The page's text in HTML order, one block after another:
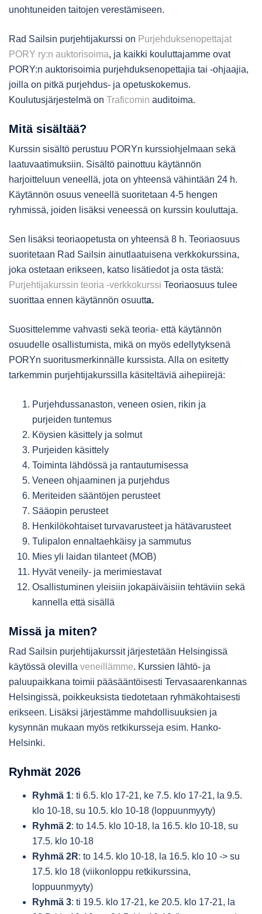
unohtuneiden taitojen verestämiseen.
Rad Sailsin purjehtijakurssi on Purjehduksenopettajat
PORY ry:n auktorisoima, ja kaikki kouluttajamme ovat
PORY:n auktorisoimia purjehduksenopettajia tai -ohjaajia,
joilla on pitkä purjehdus- ja opetuskokemus.
Koulutusjärjestelmä on Traficomin auditoima.
Mitä sisältää?
Kurssin sisältö perustuu PORYn kurssiohjelmaan sekä
laatuvaatimuksiin. Sisältö painottuu käytännön
harjoitteluun veneellä, jota on yhteensä vähintään 24 h.
Käytännön osuus veneellä suoritetaan 4-5 hengen
ryhmissä, joiden lisäksi veneessä on kurssin kouluttaja.
Sen lisäksi teoriaopetusta on yhteensä 8 h. Teoriaosuus
suoritetaan Rad Sailsin ainutlaatuisena verkkokurssina,
joka ostetaan erikseen, katso lisätiedot ja osta tästä:
Purjehtijakurssin teoria -verkkokurssi Teoriaosuus tulee
suorittaa ennen käytännön osuutta.
Suosittelemme vahvasti sekä teoria- että käytännön
osuudelle osallistumista, mikä on myös edellytyksenä
PORYn suoritusmerkinnälle kurssista. Alla on esitetty
tarkemmin purjehtijakurssilla käsiteltäviä aihepiirejä:
Purjehdussanaston, veneen osien, rikin ja
purjeiden tuntemus
Köysien käsittely ja solmut
Purjeiden käsittely
Toiminta lähdössä ja rantautumisessa
Veneen ohjaaminen ja purjehdus
Meriteiden sääntöjen perusteet
Sääopin perusteet
Henkilökohtaiset turvavarusteet ja hätävarusteet
Tulipalon ennaltaehkäisy ja sammutus
Mies yli laidan tilanteet (MOB)
Hyvät veneily- ja merimiestavat
Osallistuminen yleisiin jokapäiväisiin tehtäviin sekä
kannella että sisällä
Missä ja miten?
Rad Sailsin purjehtijakurssit järjestetään Helsingissä
käytössä olevilla veneillämme. Kurssien lähtö- ja
paluupaikkana toimii pääsääntöisesti Tervasaarenkannas
Helsingissä, poikkeuksista tiedotetaan ryhmäkohtaisesti
erikseen. Lisäksi järjestämme mahdollisuuksien ja
kysynnän mukaan myös retkikursseja esim. Hanko-
Helsinki.
Ryhmät 2026
Ryhmä 1: ti 6.5. klo 17-21, ke 7.5. klo 17-21, la 9.5.
klo 10-18, su 10.5. klo 10-18 (loppuunmyyty)
Ryhmä 2: to 14.5. klo 10-18, la 16.5. klo 10-18, su
17.5. klo 10-18
Ryhmä 2R: to 14.5. klo 10-18, la 16.5. klo 10 -> su
17.5. klo 18 (viikonloppu retkikurssina,
loppuunmyyty)
Ryhmä 3: ti 19.5. klo 17-21, ke 20.5. klo 17-21, la